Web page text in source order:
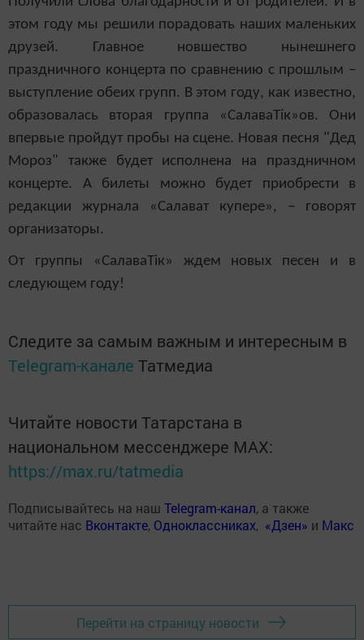
этом году мы решили порадовать наших маленьких
друзей. Главное новшество нынешнего
праздничного концерта по сравнению с прошлым –
выступление обеих групп. В этом году, как известно,
образовалась вторая группа «СалаваТік»ов. Они
впервые пройдут пробы на сцене. Новая песня "Дед
Мороз" также будет исполнена на праздничном
концерте. А билеты можно будет приобрести в
редакции журнала «Салават купере», – говорят
организаторы.
От группы «СалаваТік» ждем новых песен и в
следующем году!
Следите за самым важным и интересным в
Telegram-канале Татмедиа
Читайте новости Татарстана в
национальном мессенджере MАХ:
https://max.ru/tatmedia
Подписывайтесь на наш Telegram-канал, а также
читайте нас Вконтакте, Одноклассниках, «Дзен» и Макс
Перейти на страницу новости